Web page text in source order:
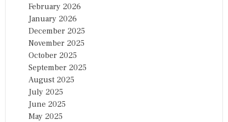
February 2026
January 2026
December 2025
November 2025
October 2025
September 2025
August 2025
July 2025
June 2025
May 2025